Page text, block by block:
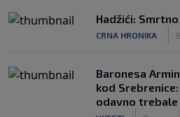
Hadžići:
CRNA HRONIKA
Baronesa
kod
odavno